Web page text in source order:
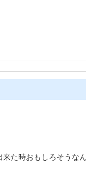
た時おもしろそうな